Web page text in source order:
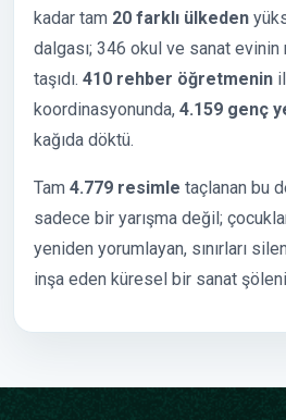
kadar tam 20 farklı ülkeden
dalgası; 346 okul ve sanat evinin
taşıdı. 410 rehber öğretmenin
koordinasyonunda, 4.159 genç
kağıda döktü.
Tam 4.779 resimle taçlanan bu
sadece bir yarışma değil;
yeniden yorumlayan, sınırları
inşa eden küresel bir sanat